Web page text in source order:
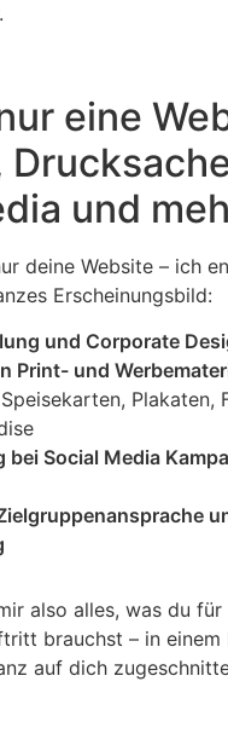
eine
und
deine Website – ich
Erscheinungsbild:
und Corporate
Print- und
Plakaten,
Social Media
also alles, was du für
brauchst – in einem
auf dich